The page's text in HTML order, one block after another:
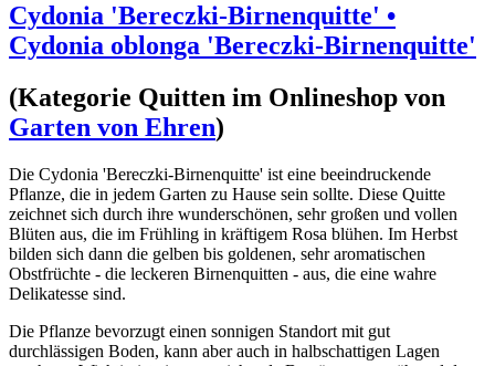
Cydonia 'Bereczki-Birnenquitte' •
Cydonia oblonga 'Bereczki-Birnenquitte'
(Kategorie Quitten im Onlineshop von
Garten von Ehren)
Die Cydonia 'Bereczki-Birnenquitte' ist eine beeindruckende
Pflanze, die in jedem Garten zu Hause sein sollte. Diese Quitte
zeichnet sich durch ihre wunderschönen, sehr großen und vollen
Blüten aus, die im Frühling in kräftigem Rosa blühen. Im Herbst
bilden sich dann die gelben bis goldenen, sehr aromatischen
Obstfrüchte - die leckeren Birnenquitten - aus, die eine wahre
Delikatesse sind.
Die Pflanze bevorzugt einen sonnigen Standort mit gut
durchlässigen Boden, kann aber auch in halbschattigen Lagen